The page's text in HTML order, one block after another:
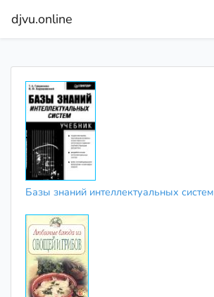
djvu.online
Базы знаний интеллектуальных систем